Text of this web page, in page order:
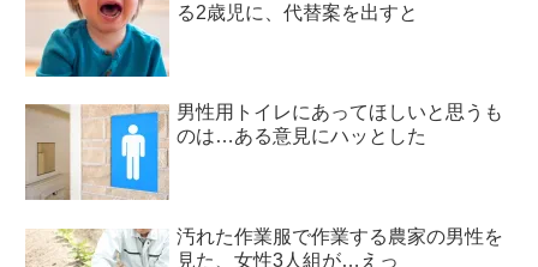
る2歳児に、代替案を出すと
男性用トイレにあってほしいと思うも
のは…ある意見にハッとした
汚れた作業服で作業する農家の男性を
見た、女性3人組が…えっ